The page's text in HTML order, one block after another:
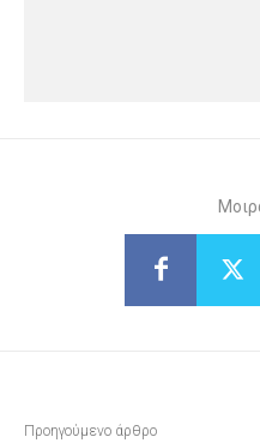
Προηγούμενο άρθρο